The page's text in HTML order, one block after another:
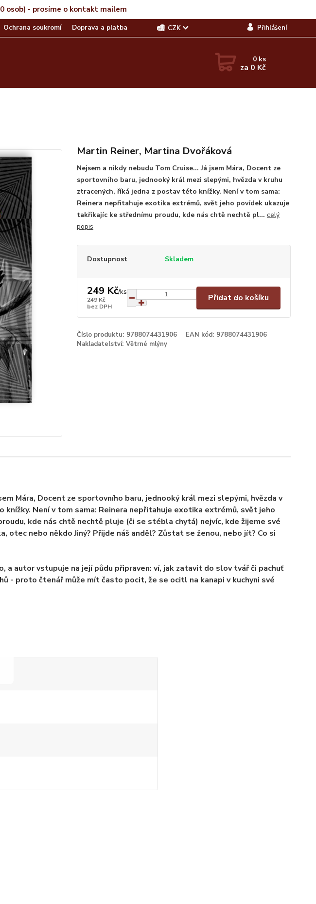
osob) - prosíme o kontakt mailem
Ochrana soukromí Doprava a platba CZK Přihlášení
0 ks
za 0 Kč
Martin Reiner, Martina Dvořáková
Nejsem a nikdy nebudu Tom Cruise... Já jsem Mára, Docent ze
sportovního baru, jednooký král mezi slepými, hvězda v kruhu
ztracených, říká jedna z postav této knížky. Není v tom sama:
Reinera nepřitahuje exotika extrémů, svět jeho povídek ukazuje
takříkajíc ke střednímu proudu, kde nás chtě nechtě pl... celý
popis
Dostupnost Skladem
249 Kč/ks
249 Kč
bez DPH
Přidat do košíku
Číslo produktu: 9788074431906 EAN kód: 9788074431906
Nakladatelství: Větrné mlýny
Mára, Docent ze sportovního baru, jednooký král mezi slepými, hvězda v
knížky. Není v tom sama: Reinera nepřitahuje exotika extrémů, svět jeho
kde nás chtě nechtě pluje (či se stébla chytá) nejvíc, kde žijeme své
otec nebo někdo Jiný? Přijde náš anděl? Zůstat se ženou, nebo jít? Co si
a autor vstupuje na její půdu připraven: ví, jak zatavit do slov tvář či pachuť
- proto čtenář může mít často pocit, že se ocitl na kanapi v kuchyni své